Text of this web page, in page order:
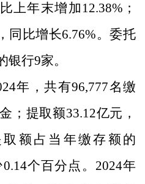
上年末增加 12.38% ；
同比增长6.76%。委托
银行9家。
年，共有96,777名缴
；提取额33.12亿元，
取额占当年缴存额的
0.14个百分点。 2024年